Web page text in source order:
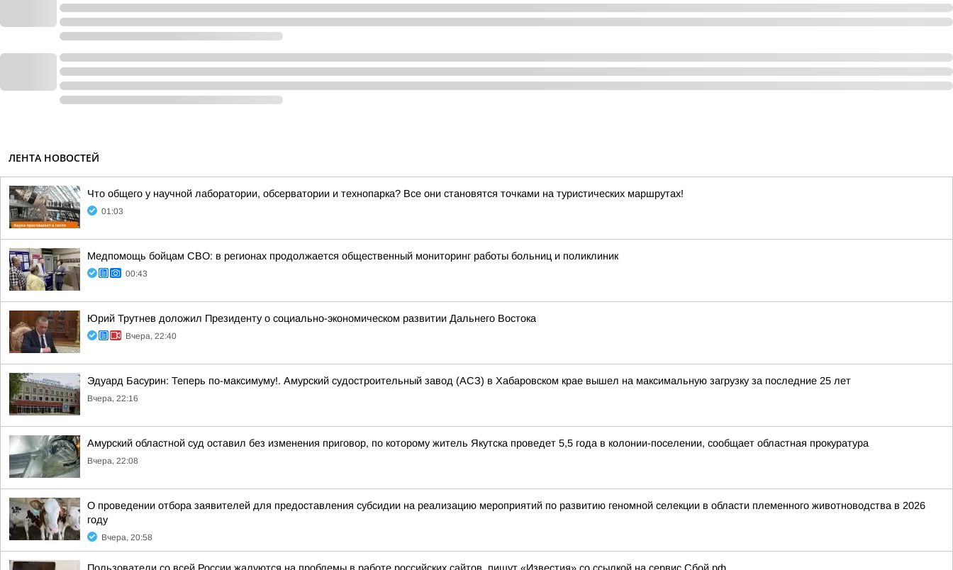
ЛЕНТА НОВОСТЕЙ
Что общего у научной лаборатории, обсерватории и технопарка? Все они становятся точками на туристических маршрутах!
01:03
Медпомощь бойцам СВО: в регионах продолжается общественный мониторинг работы больниц и поликлиник
00:43
Юрий Трутнев доложил Президенту о социально-экономическом развитии Дальнего Востока
Вчера, 22:40
Эдуард Басурин: Теперь по-максимуму!. Амурский судостроительный завод (АСЗ) в Хабаровском крае вышел на максимальную загрузку за последние 25 лет
Вчера, 22:16
Амурский областной суд оставил без изменения приговор, по которому житель Якутска проведет 5,5 года в колонии-поселении, сообщает областная прокуратура
Вчера, 22:08
О проведении отбора заявителей для предоставления субсидии на реализацию мероприятий по развитию геномной селекции в области племенного животноводства в 2026
году
Вчера, 20:58